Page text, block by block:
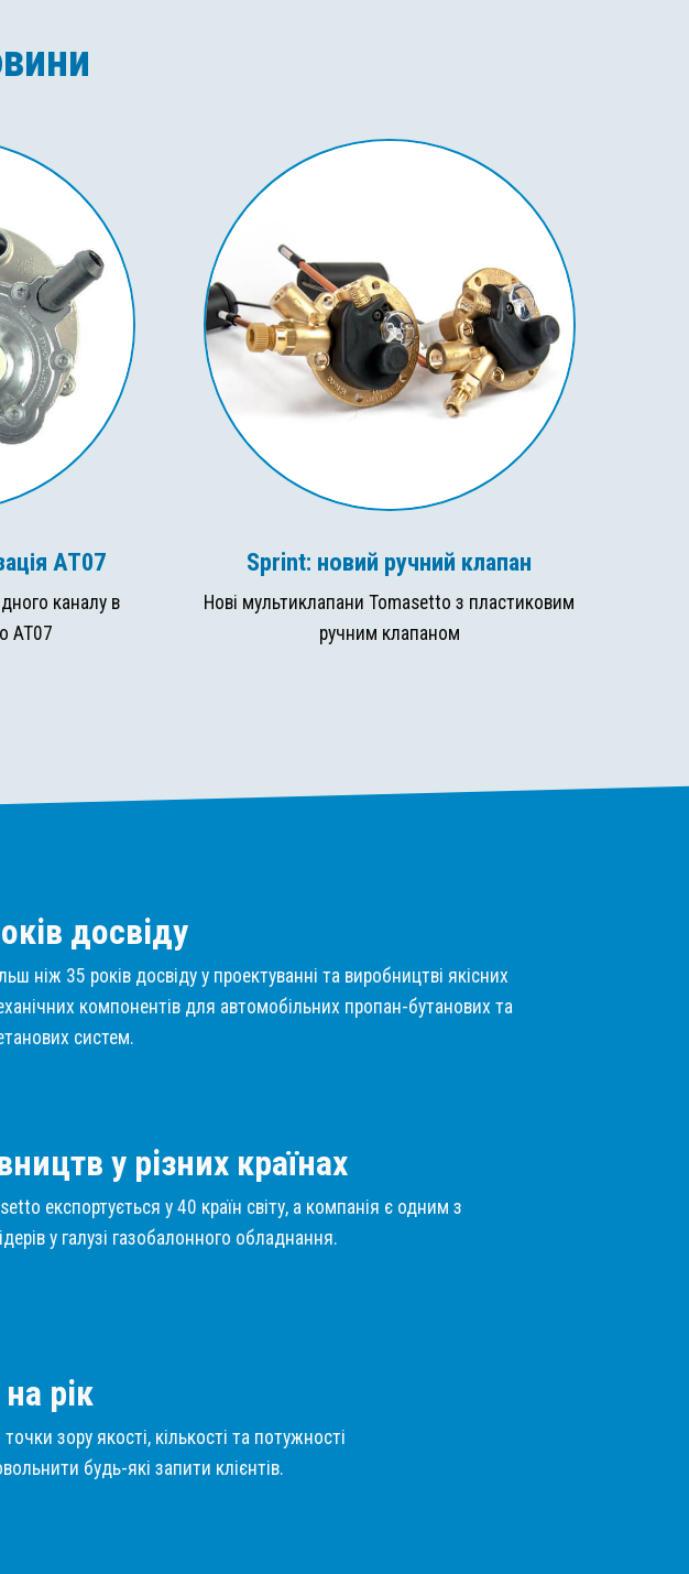
AT07
каналу в
AT07
Sprint: новий ручний клапан
Нові мультиклапани Tomasetto з пластиковим
ручним клапаном
досвіду
ніж 35 років досвіду у проектуванні та виробництві якісних
компонентів для автомобільних пропан-бутанових та
систем.
у різних країнах
експортується у 40 країн світу, а компанія є одним з
у галузі газобалонного обладнання.
рік
зору якості, кількості та потужності
будь-які запити клієнтів.